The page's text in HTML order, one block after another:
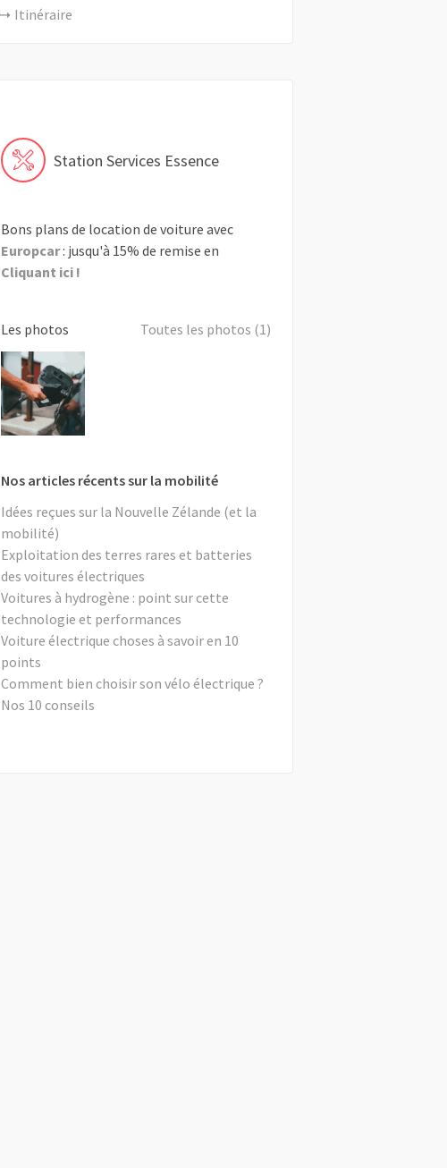
Itinéraire
Station Services Essence
Bons plans de location de voiture avec
Europcar: jusqu'à 15% de remise en
Cliquant ici !
Les photos Toutes les photos (1)
Nos articles récents sur la mobilité
Idées reçues sur la Nouvelle Zélande (et la
mobilité)
Exploitation des terres rares et batteries
des voitures électriques
Voitures à hydrogène : point sur cette
technologie et performances
Voiture électrique choses à savoir en 10
points
Comment bien choisir son vélo électrique ?
Nos 10 conseils